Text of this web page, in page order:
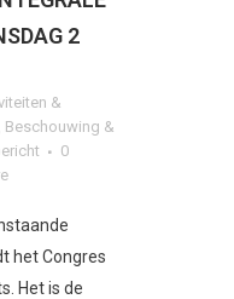
2
&
Beschouwing &
0
het Congres
Het is de